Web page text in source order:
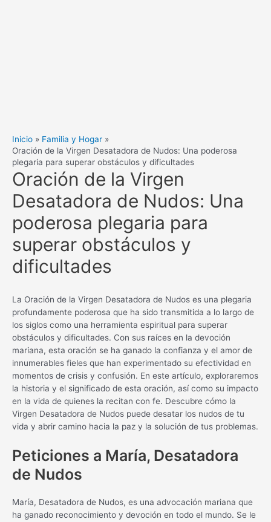
Inicio
Familia y Hogar
Oración de la Virgen Desatadora de Nudos: Una poderosa
plegaria para superar obstáculos y dificultades
Oración de la Virgen
Desatadora de Nudos: Una
poderosa plegaria para
superar obstáculos y
dificultades
La Oración de la Virgen Desatadora de Nudos es una plegaria
profundamente poderosa que ha sido transmitida a lo largo de
los siglos como una herramienta espiritual para superar
obstáculos y dificultades. Con sus raíces en la devoción
mariana, esta oración se ha ganado la confianza y el amor de
innumerables fieles que han experimentado su efectividad en
momentos de crisis y confusión. En este artículo, exploraremos
la historia y el significado de esta oración, así como su impacto
en la vida de quienes la recitan con fe. Descubre cómo la
Virgen Desatadora de Nudos puede desatar los nudos de tu
vida y abrir camino hacia la paz y la solución de tus problemas.
Peticiones a María, Desatadora
de Nudos
María, Desatadora de Nudos, es una advocación mariana que
ha ganado reconocimiento y devoción en todo el mundo. Se le